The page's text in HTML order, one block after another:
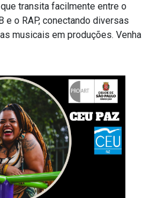
transita facilmente entre o
e o RAP, conectando diversas
musicais em produções. Venha